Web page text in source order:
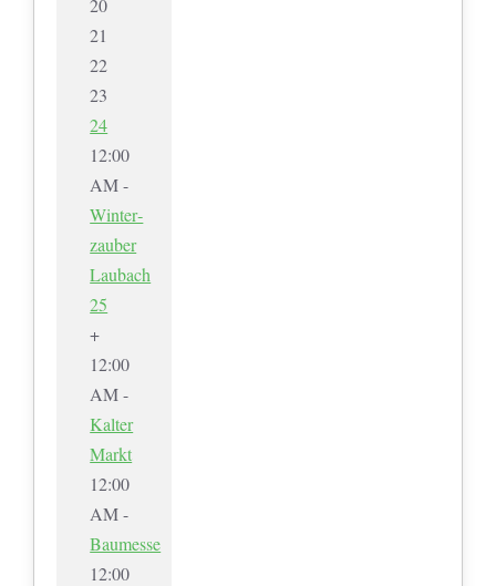
20
21
22
23
24
12:00
AM -
Winter­
zauber
Laubach
25
+
12:00
AM -
Kalter
Markt
12:00
AM -
Baumesse
12:00